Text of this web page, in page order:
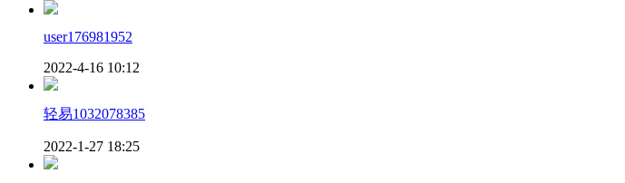
user176981952
2022-4-16 10:12
轻易1032078385
2022-1-27 18:25